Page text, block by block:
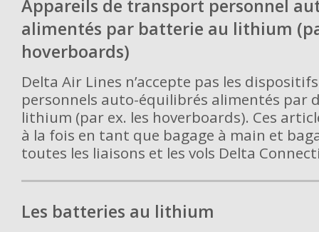
Appareils de transport personnel
alimentés par batterie au lithium
hoverboards)
Delta Air Lines n’accepte pas les
personnels auto-équilibrés alimentés par
lithium (par ex. les hoverboards). Ces
à la fois en tant que bagage à main et
toutes les liaisons et les vols Delta
Les batteries au lithium